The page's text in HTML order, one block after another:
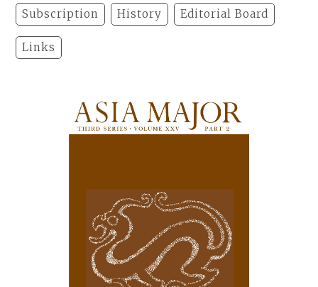
Subscription History Editorial Board
Links